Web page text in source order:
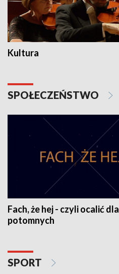
Kultura
SPOŁECZEŃSTWO
Fach, że hej - czyli ocalić dla
potomnych
SPORT